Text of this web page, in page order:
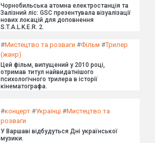
Чорнобильська атомна електростанція та
Залізний ліс: GSC презентувала візуалізації
нових локацій для доповнення
S.T.A.L.K.E.R. 2.
#Мистецтво та розваги #Фільм #Трилер
(жанр)
Цей фільм, випущений у 2010 році,
отримав титул найвидатнішого
психологічного трилера в історії
кінематографа.
#концерт #Українці #Мистецтво та
розваги
У Варшаві відбудуться Дні української
музики.